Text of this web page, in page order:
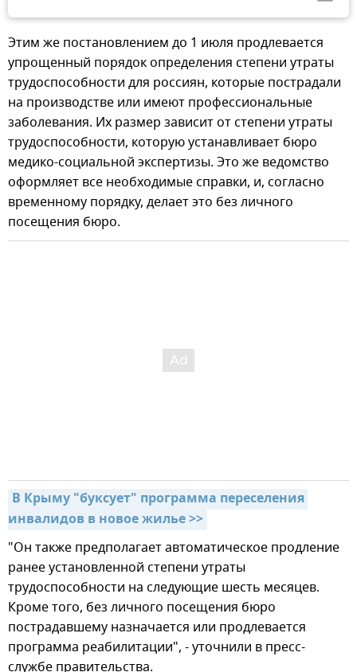
Этим же постановлением до 1 июля продлевается
упрощенный порядок определения степени утраты
трудоспособности для россиян, которые пострадали
на производстве или имеют профессиональные
заболевания. Их размер зависит от степени утраты
трудоспособности, которую устанавливает бюро
медико-социальной экспертизы. Это же ведомство
оформляет все необходимые справки, и, согласно
временному порядку, делает это без личного
посещения бюро.
В Крыму "буксует" программа переселения
инвалидов в новое жилье >>
"Он также предполагает автоматическое продление
ранее установленной степени утраты
трудоспособности на следующие шесть месяцев.
Кроме того, без личного посещения бюро
пострадавшему назначается или продлевается
программа реабилитации", - уточнили в пресс-
службе правительства.